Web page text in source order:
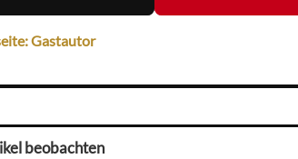
Gastautor
beobachten